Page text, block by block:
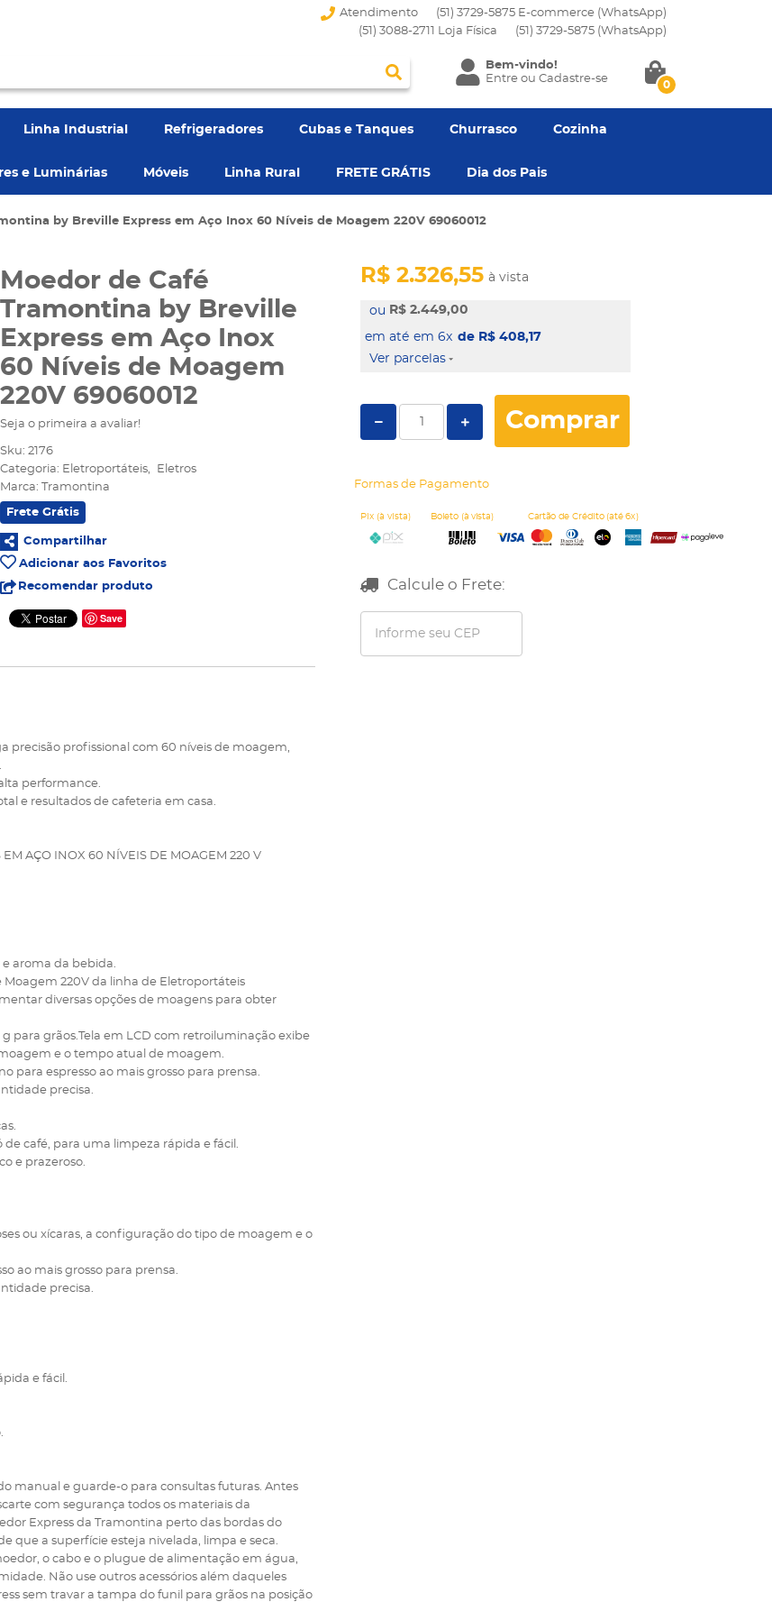
Atendimento
(51) 3729-5875 E-commerce (WhatsApp)
(51) 3088-2711 Loja Física
(51) 3729-5875 (WhatsApp)
Bem-vindo!
Entreou Cadastre-se 0
Linha Industrial Refrigeradores Cubas e Tanques Churrasco Cozinha
e Luminárias Móveis Linha Rural FRETE GRÁTIS Dia dos Pais
by Breville Express em Aço Inox 60 Níveis de Moagem 220V 69060012
Moedor de Café
Tramontina by Breville
Express em Aço Inox
60 Níveis de Moagem
220V 69060012
Seja o primeira a avaliar!
Sku: 2176
Categoria: Eletroportáteis
Eletros
Marca: Tramontina
Frete Grátis
Compartilhar
Adicionar aos Favoritos
Recomendar produto
Save
R$ 2.449,00
R$ 2.326,55 à vista
em 6x de R$ 408,17
Ver parcelas
Comprar
Formas de Pagamento
Calcule o Frete:
precisão profissional com 60 níveis de moagem,
performance.
e resultados de cafeteria em casa.
AÇO INOX 60 NÍVEIS DE MOAGEM 220 V
aroma da bebida.
Moagem 220V da linha de Eletroportáteis
diversas opções de moagens para obter
para grãos.Tela em LCD com retroiluminação exibe
e o tempo atual de moagem.
para espresso ao mais grosso para prensa.
precisa.
café, para uma limpeza rápida e fácil.
e prazeroso.
ou xícaras, a configuração do tipo de moagem e o
ao mais grosso para prensa.
precisa.
e fácil.
manual e guarde-o para consultas futuras. Antes
com segurança todos os materiais da
Express da Tramontina perto das bordas do
que a superfície esteja nivelada, limpa e seca.
o cabo e o plugue de alimentação em água,
Não use outros acessórios além daqueles
sem travar a tampa do funil para grãos na posição